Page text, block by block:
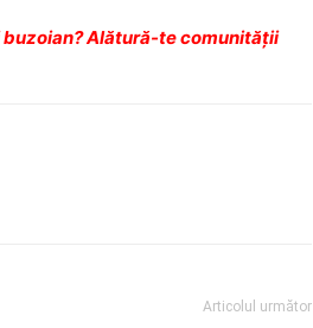
Alătură-te comunității
Articolul următor